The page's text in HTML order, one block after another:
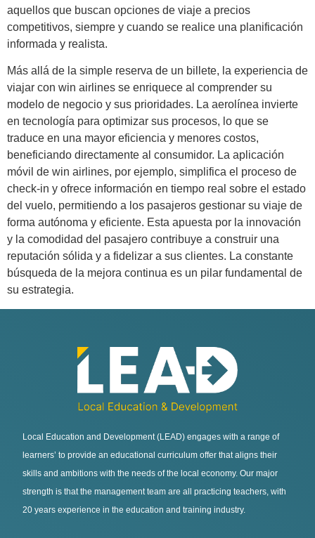
aquellos que buscan opciones de viaje a precios
competitivos, siempre y cuando se realice una planificación
informada y realista.
Más allá de la simple reserva de un billete, la experiencia de
viajar con win airlines se enriquece al comprender su
modelo de negocio y sus prioridades. La aerolínea invierte
en tecnología para optimizar sus procesos, lo que se
traduce en una mayor eficiencia y menores costos,
beneficiando directamente al consumidor. La aplicación
móvil de win airlines, por ejemplo, simplifica el proceso de
check-in y ofrece información en tiempo real sobre el estado
del vuelo, permitiendo a los pasajeros gestionar su viaje de
forma autónoma y eficiente. Esta apuesta por la innovación
y la comodidad del pasajero contribuye a construir una
reputación sólida y a fidelizar a sus clientes. La constante
búsqueda de la mejora continua es un pilar fundamental de
su estrategia.
Local Education and Development (LEAD) engages with a range of
learners’ to provide an educational curriculum offer that aligns their
skills and ambitions with the needs of the local economy. Our major
strength is that the management team are all practicing teachers, with
20 years experience in the education and training industry.